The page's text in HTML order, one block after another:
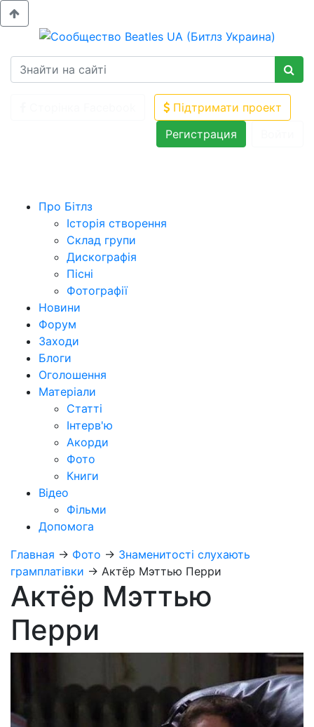
Підтримати проект
Регистрация
Про Бітлз
Історія створення
Склад групи
Дискографія
Пісні
Фотографії
Новини
Форум
Заходи
Блоги
Оголошення
Матеріали
Статті
Інтерв'ю
Акорди
Фото
Книги
Відео
Фільми
Допомога
Главная → Фото → Знаменитості слухають
грамплатівки → Актёр Мэттью Перри
Актёр Мэттью
Перри